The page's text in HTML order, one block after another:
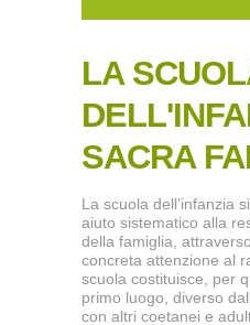
LA
SACRA
La scuola dell’infanzia
aiuto sistematico alla
della famiglia,
concreta attenzione al
scuola costituisce, per
primo luogo, diverso
con altri coetanei e